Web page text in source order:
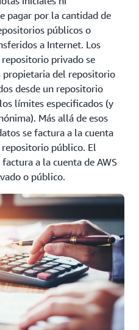
pagar por la cantidad de
públicos o
a Internet. Los
privado se
propietaria del repositorio
desde un repositorio
límites especificados (y
Más allá de esos
se factura a la cuenta
repositorio público. El
a la cuenta de AWS
o público.